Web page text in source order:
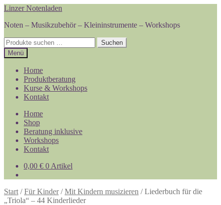
Zur
springen
Zum
springen
Linzer Notenladen
Noten – Musikzubehör – Kleininstrumente – Workshops
Suchen
nach:
Suchen
Menü
Home
Produktberatung
Kurse & Workshops
Kontakt
Home
Shop
Beratung inklusive
Workshops
Kontakt
0,00 € 0 Artikel
Start /Für Kinder/Mit Kindern musizieren /Liederbuch für die
„Triola“ – 44 Kinderlieder